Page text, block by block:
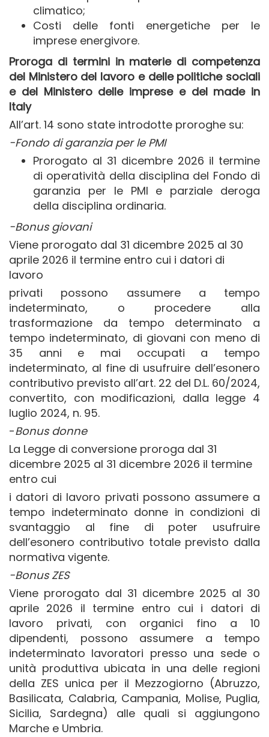
climatico;
Costi delle fonti energetiche per le
imprese energivore.
Proroga di termini in materie di competenza
del Ministero del lavoro e delle politiche sociali
e del Ministero delle imprese e del made in
Italy
All’art. 14 sono state introdotte proroghe su:
-Fondo di garanzia per le PMI
Prorogato al 31 dicembre 2026 il termine
di operatività della disciplina del Fondo di
garanzia per le PMI e parziale deroga
della disciplina ordinaria.
-Bonus giovani
Viene prorogato dal 31 dicembre 2025 al 30
aprile 2026 il termine entro cui i datori di
lavoro
privati possono assumere a tempo
indeterminato, o procedere alla
trasformazione da tempo determinato a
tempo indeterminato, di giovani con meno di
35 anni e mai occupati a tempo
indeterminato, al fine di usufruire dell’esonero
contributivo previsto all’art. 22 del D.L. 60/2024,
convertito, con modificazioni, dalla legge 4
luglio 2024, n. 95.
-Bonus donne
La Legge di conversione proroga dal 31
dicembre 2025 al 31 dicembre 2026 il termine
entro cui
i datori di lavoro privati possono assumere a
tempo indeterminato donne in condizioni di
svantaggio al fine di poter usufruire
dell’esonero contributivo totale previsto dalla
normativa vigente.
-Bonus ZES
Viene prorogato dal 31 dicembre 2025 al 30
aprile 2026 il termine entro cui i datori di
lavoro privati, con organici fino a 10
dipendenti, possono assumere a tempo
indeterminato lavoratori presso una sede o
unità produttiva ubicata in una delle regioni
della ZES unica per il Mezzogiorno (Abruzzo,
Basilicata, Calabria, Campania, Molise, Puglia,
Sicilia, Sardegna) alle quali si aggiungono
Marche e Umbria.